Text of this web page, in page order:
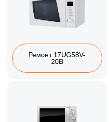
Ремонт 17UG58V-
20B